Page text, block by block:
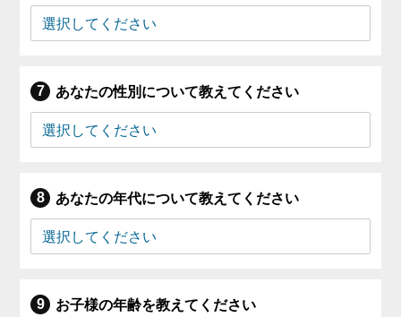
あなたの性別について教えてください
あなたの年代について教えてください
お子様の年齢を教えてください